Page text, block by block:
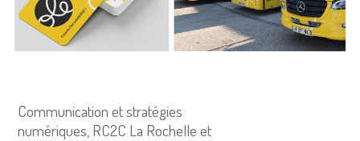
Communication et stratégies
numériques, RC2C La Rochelle et